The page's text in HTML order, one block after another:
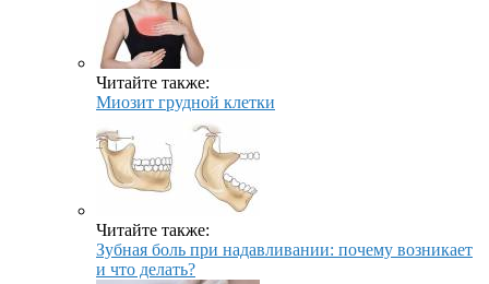
Читайте также:
Миозит грудной клетки
Читайте также:
Зубная боль при надавливании: почему возникает
и что делать?